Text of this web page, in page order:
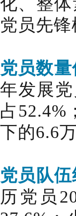
党员先
党员数量
年发展
占52.4%
下的6.6
党员队
历党员